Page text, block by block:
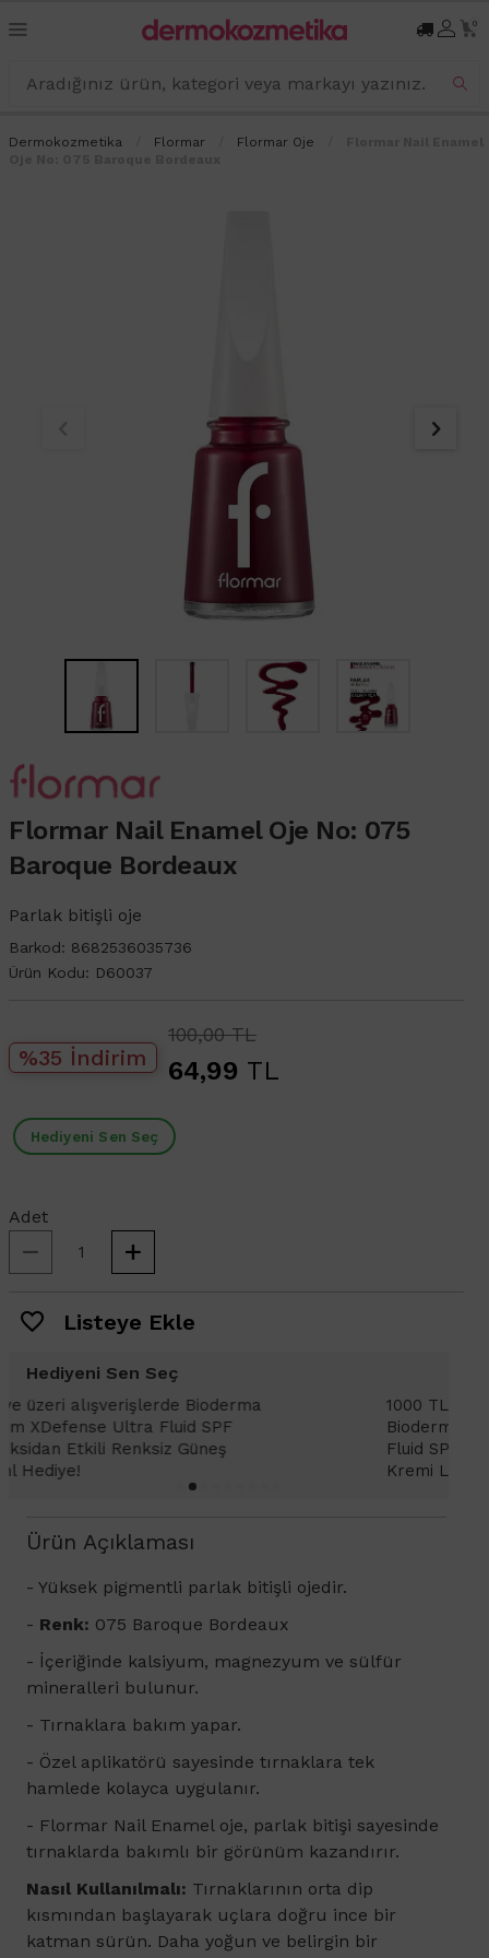
0
Dermokozmetika Flormar Flormar Oje
Flormar Nail Enamel Oje No: 075
Baroque Bordeaux
Parlak bitişli oje
Barkod: 8682536035736
Ürün Kodu: D60037
%35 İndirim
100,00 TL
64,99 TL
Hediyeni Sen Seç
Adet
Listeye Ekle
Hediyeni Sen Seç
1000 TL ve üzeri alışverişlerinizde
Bioderma Photoderm XDefense Ultra
Fluid SPF 50+ Antioksidan Renkli Güneş
Kremi Light 2ml hediye!
Ürün Açıklaması
- Yüksek pigmentli parlak bitişli ojedir.
- Renk: 075 Baroque Bordeaux
- İçeriğinde kalsiyum, magnezyum ve sülfür
mineralleri bulunur.
- Tırnaklara bakım yapar.
- Özel aplikatörü sayesinde tırnaklara tek
hamlede kolayca uygulanır.
- Flormar Nail Enamel oje, parlak bitişi sayesinde
tırnaklarda bakımlı bir görünüm kazandırır.
Nasıl Kullanılmalı: Tırnaklarının orta dip
kısmından başlayarak uçlara doğru ince bir
katman sürün. Daha yoğun ve belirgin bir